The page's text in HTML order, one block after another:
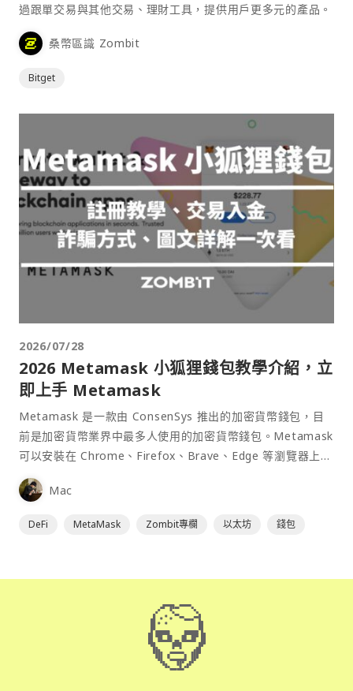
過跟單交易與其他交易、理財工具，提供用戶更多元的產品。
桑幣區識 Zombit
Bitget
2026/07/28
2026 Metamask 小狐狸錢包教學介紹，立
即上手 Metamask
Metamask 是一款由 ConsenSys 推出的加密貨幣錢包，目
前是加密貨幣業界中最多人使用的加密貨幣錢包。Metamask
可以安裝在 Chrome、Firefox、Brave、Edge 等瀏覽器上作
為插件使用，具備許多功能且使用上非常方便。
Mac
DeFi MetaMask Zombit專欄 以太坊 錢包